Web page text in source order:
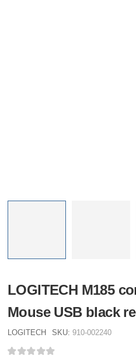
LOGITECH M185
Mouse USB black
LOGITECH SKU: 910-002240